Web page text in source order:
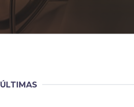
ÚLTIMAS